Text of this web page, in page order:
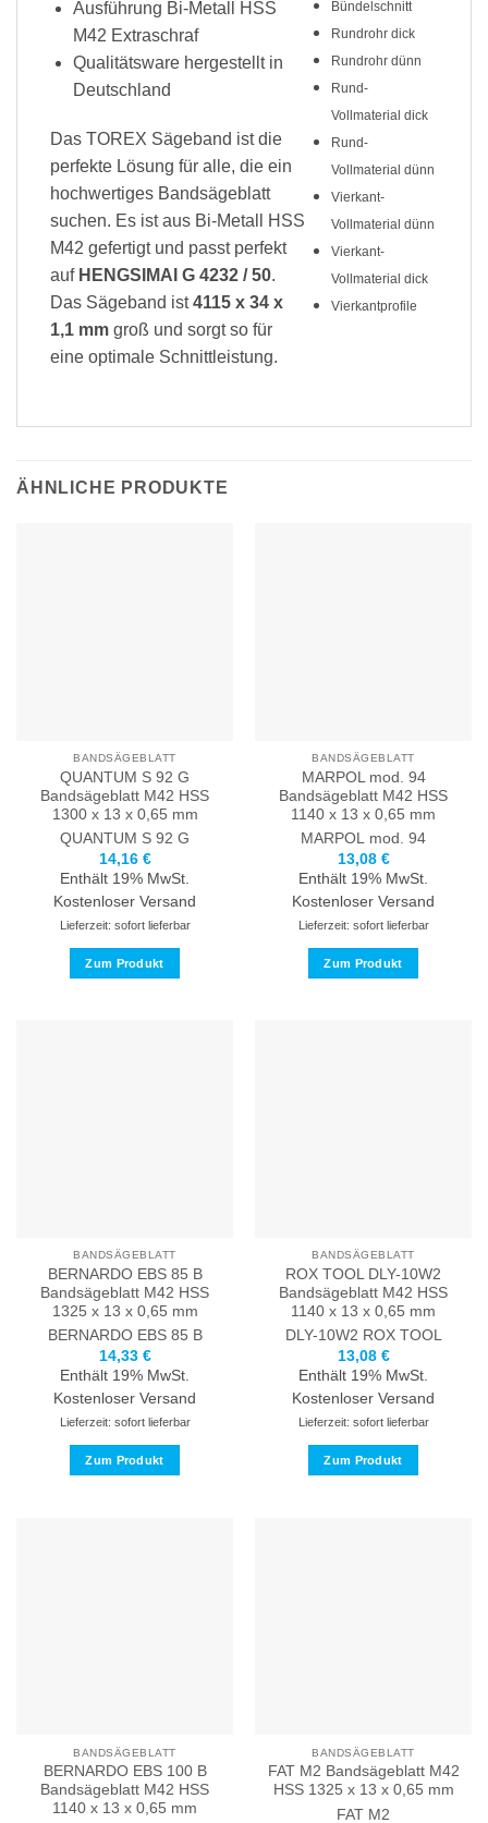
Ausführung Bi-Metall HSS
M42 Extraschraf
Qualitätsware hergestellt in
Deutschland
Das TOREX Sägeband ist die
perfekte Lösung für alle, die ein
hochwertiges Bandsägeblatt
suchen. Es ist aus Bi-Metall HSS
M42 gefertigt und passt perfekt
auf HENGSIMAI G 4232 / 50.
Das Sägeband ist4115 x 34 x
1,1 mm groß und sorgt so für
eine optimale Schnittleistung.
Bündelschnitt
Rundrohr dick
Rundrohr dünn
Rund-
Vollmaterial dick
Rund-
Vollmaterial dünn
Vierkant-
Vollmaterial dünn
Vierkant-
Vollmaterial dick
Vierkantprofile
ÄHNLICHE PRODUKTE
BANDSÄGEBLATT
QUANTUM S 92 G
Bandsägeblatt M42 HSS
1300 x 13 x 0,65 mm
QUANTUM S 92 G
14,16 €
Enthält 19% MwSt.
Kostenloser Versand
Lieferzeit: sofort lieferbar
Zum Produkt
gewählt
werden
BANDSÄGEBLATT
MARPOL mod. 94
Bandsägeblatt M42 HSS
1140 x 13 x 0,65 mm
MARPOL mod. 94
13,08 €
Enthält 19% MwSt.
Kostenloser Versand
Lieferzeit: sofort lieferbar
Zum Produkt
gewählt
werden
BANDSÄGEBLATT
BERNARDO EBS 85 B
Bandsägeblatt M42 HSS
1325 x 13 x 0,65 mm
BERNARDO EBS 85 B
14,33 €
Enthält 19% MwSt.
Kostenloser Versand
Lieferzeit: sofort lieferbar
Zum Produkt
gewählt
werden
BANDSÄGEBLATT
ROX TOOL DLY-10W2
Bandsägeblatt M42 HSS
1140 x 13 x 0,65 mm
DLY-10W2 ROX TOOL
13,08 €
Enthält 19% MwSt.
Kostenloser Versand
Lieferzeit: sofort lieferbar
Zum Produkt
gewählt
werden
BANDSÄGEBLATT
BERNARDO EBS 100 B
Bandsägeblatt M42 HSS
1140 x 13 x 0,65 mm
BANDSÄGEBLATT
FAT M2 Bandsägeblatt M42
HSS 1325 x 13 x 0,65 mm
FAT M2